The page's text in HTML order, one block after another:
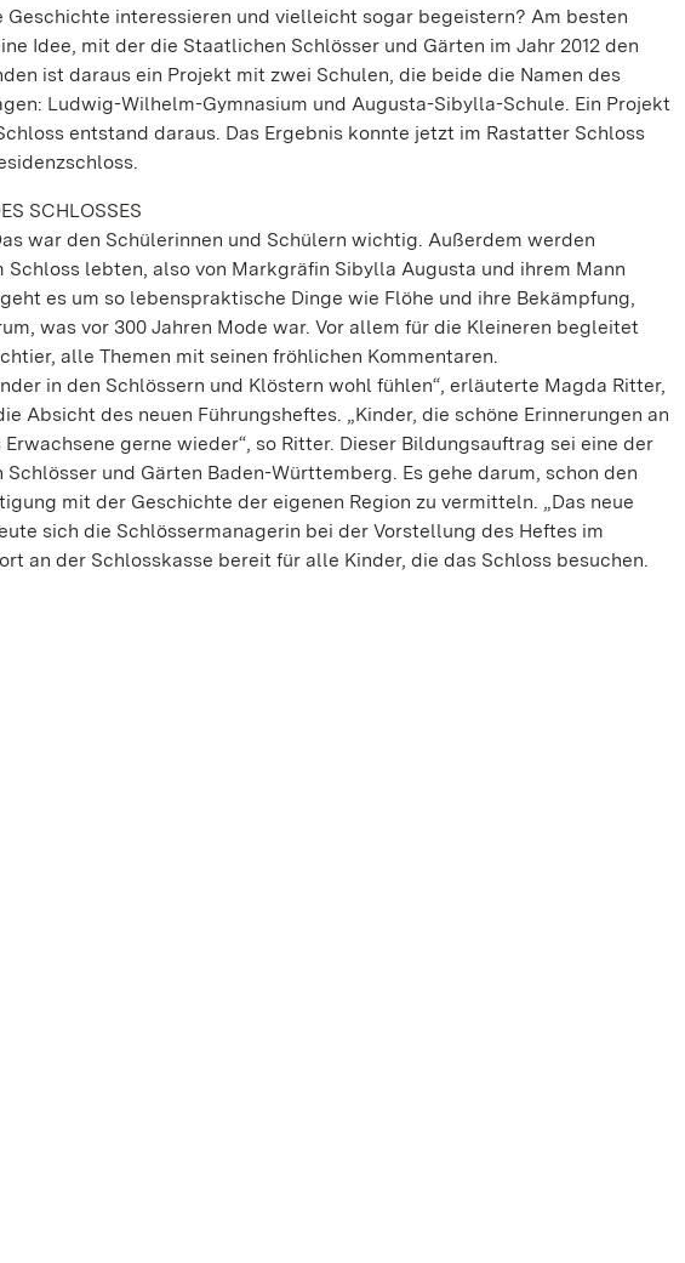
Geschichte interessieren und vielleicht sogar begeistern? Am besten
Idee, mit der die Staatlichen Schlösser und Gärten im Jahr 2012 den
ist daraus ein Projekt mit zwei Schulen, die beide die Namen des
Ludwig-Wilhelm-Gymnasium und Augusta-Sibylla-Schule. Ein Projekt
entstand daraus. Das Ergebnis konnte jetzt im Rastatter Schloss
SCHLOSSES
war den Schülerinnen und Schülern wichtig. Außerdem werden
lebten, also von Markgräfin Sibylla Augusta und ihrem Mann
es um so lebenspraktische Dinge wie Flöhe und ihre Bekämpfung,
was vor 300 Jahren Mode war. Vor allem für die Kleineren begleitet
alle Themen mit seinen fröhlichen Kommentaren.
in den Schlössern und Klöstern wohl fühlen“, erläuterte Magda Ritter,
Absicht des neuen Führungsheftes. „Kinder, die schöne Erinnerungen an
gerne wieder“, so Ritter. Dieser Bildungsauftrag sei eine der
und Gärten Baden-Württemberg. Es gehe darum, schon den
mit der Geschichte der eigenen Region zu vermitteln. „Das neue
sich die Schlössermanagerin bei der Vorstellung des Heftes im
an der Schlosskasse bereit für alle Kinder, die das Schloss besuchen.